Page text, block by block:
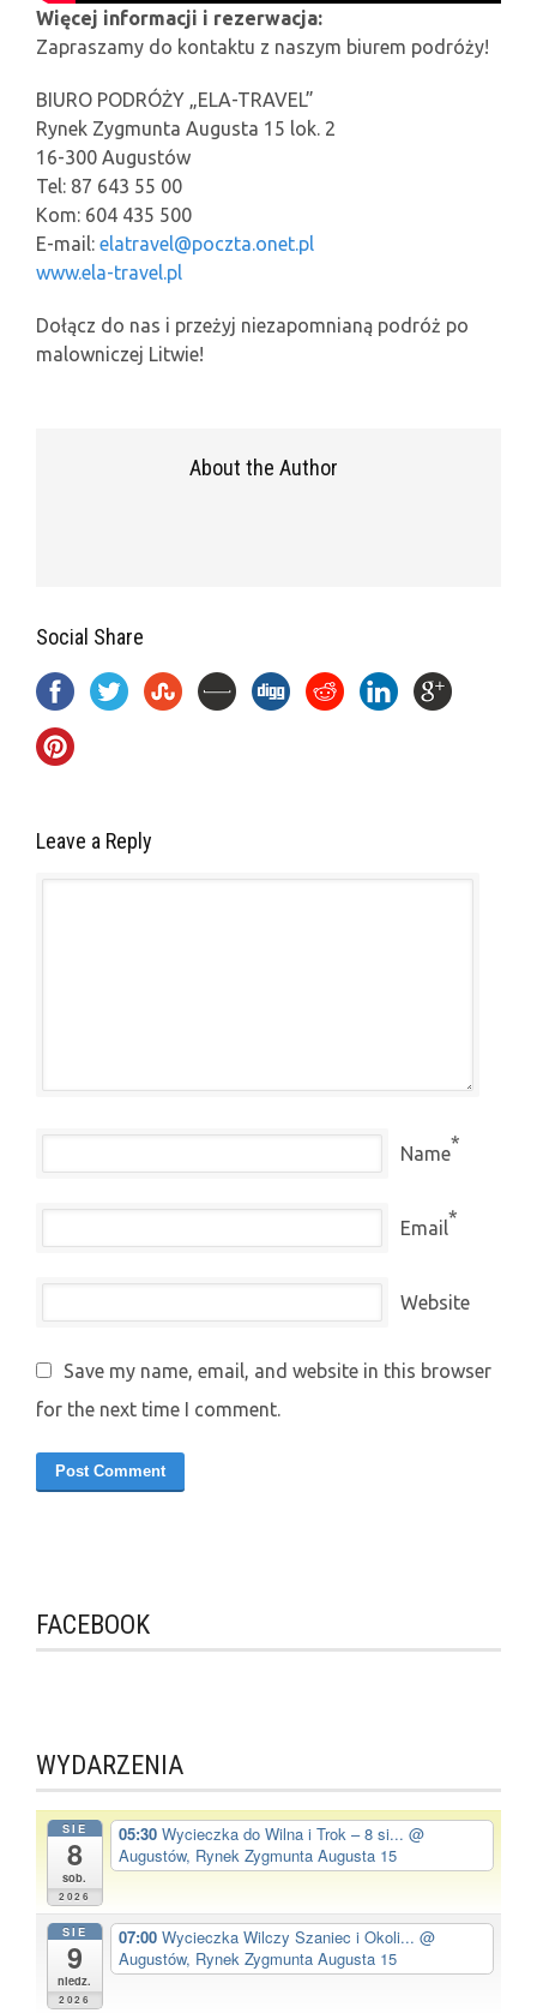
Więcej informacji i rezerwacja:
Zapraszamy do kontaktu z naszym biurem podróży!
BIURO PODRÓŻY „ELA-TRAVEL”
Rynek Zygmunta Augusta 15 lok. 2
16-300 Augustów
Tel: 87 643 55 00
Kom: 604 435 500
E-mail: elatravel@poczta.onet.pl
www.ela-travel.pl
Dołącz do nas i przeżyj niezapomnianą podróż po
malowniczej Litwie!
About the Author
Social Share
Leave a Reply
Name*
Email*
Website
Save my name, email, and website in this browser
for the next time I comment.
FACEBOOK
WYDARZENIA
SIE
8
sob.
2026
05:30 Wycieczka do Wilna i Trok – 8 si... @
Augustów, Rynek Zygmunta Augusta 15
SIE
9
niedz.
2026
07:00 Wycieczka Wilczy Szaniec i Okoli... @
Augustów, Rynek Zygmunta Augusta 15